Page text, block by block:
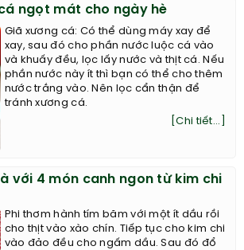
ngọt mát cho ngày hè
Giã xương cá: Có thể dùng máy xay để
xay, sau đó cho phần nước luộc cá vào
và khuấy đều, lọc lấy nước và thịt cá. Nếu
phần nước này ít thì bạn có thể cho thêm
nước trắng vào. Nên lọc cẩn thận để
tránh xương cá.
[Chi tiết...]
với 4 món canh ngon từ kim chi
Phi thơm hành tím băm với một ít dầu rồi
cho thịt vào xào chín. Tiếp tục cho kim chi
vào đảo đều cho ngấm dầu. Sau đó đổ